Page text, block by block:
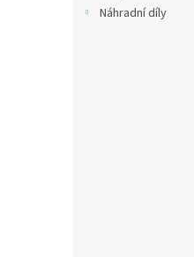
Náhradní díly